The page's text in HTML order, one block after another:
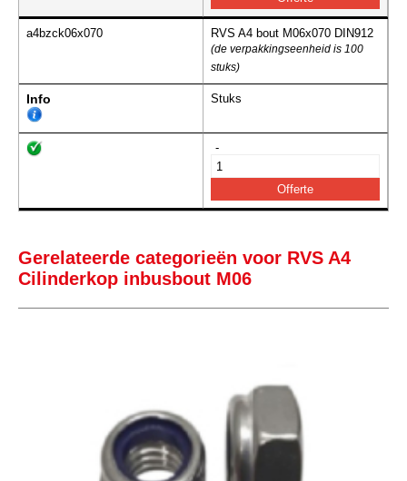
a4bzck06x070 RVS A4 bout M06x070 DIN912
(de verpakkingseenheid is 100
stuks)
Info Stuks
-
Gerelateerde categorieën voor RVS A4
Cilinderkop inbusbout M06